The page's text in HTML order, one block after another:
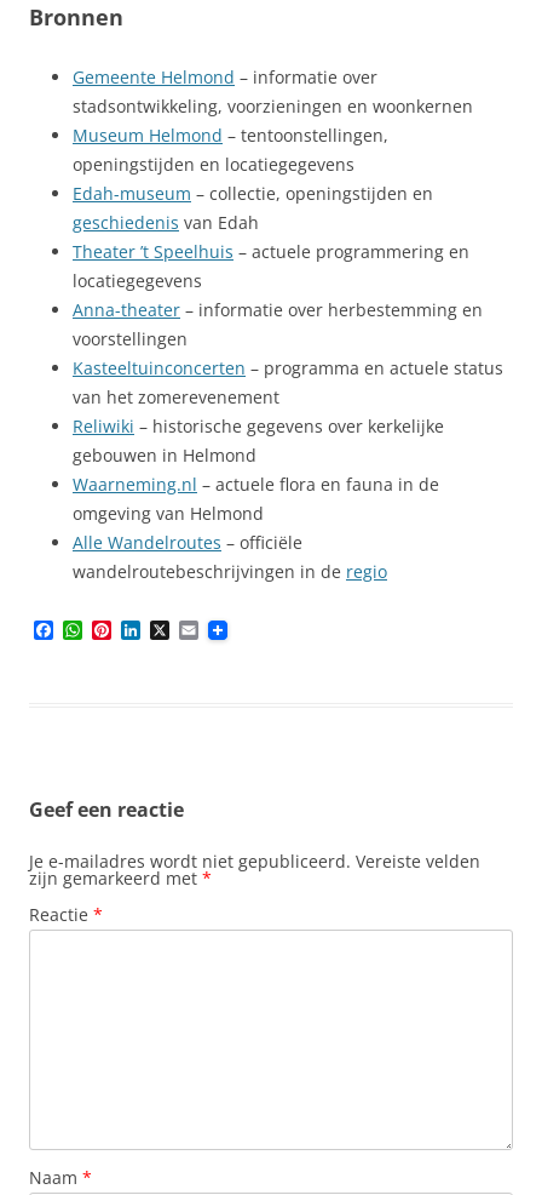
Bronnen
Gemeente Helmond – informatie over
stadsontwikkeling, voorzieningen en woonkernen
Museum Helmond – tentoonstellingen,
openingstijden en locatiegegevens
Edah-museum – collectie, openingstijden en
geschiedenis van Edah
Theater ’t Speelhuis – actuele programmering en
locatiegegevens
Anna-theater – informatie over herbestemming en
voorstellingen
Kasteeltuinconcerten – programma en actuele status
van het zomerevenement
Reliwiki – historische gegevens over kerkelijke
gebouwen in Helmond
Waarneming.nl – actuele flora en fauna in de
omgeving van Helmond
Alle Wandelroutes – officiële
wandelroutebeschrijvingen in de regio
W P X E
m
Geef een reactie
Je e-mailadres wordt niet gepubliceerd. Vereiste velden
zijn gemarkeerd met *
Reactie *
Naam *